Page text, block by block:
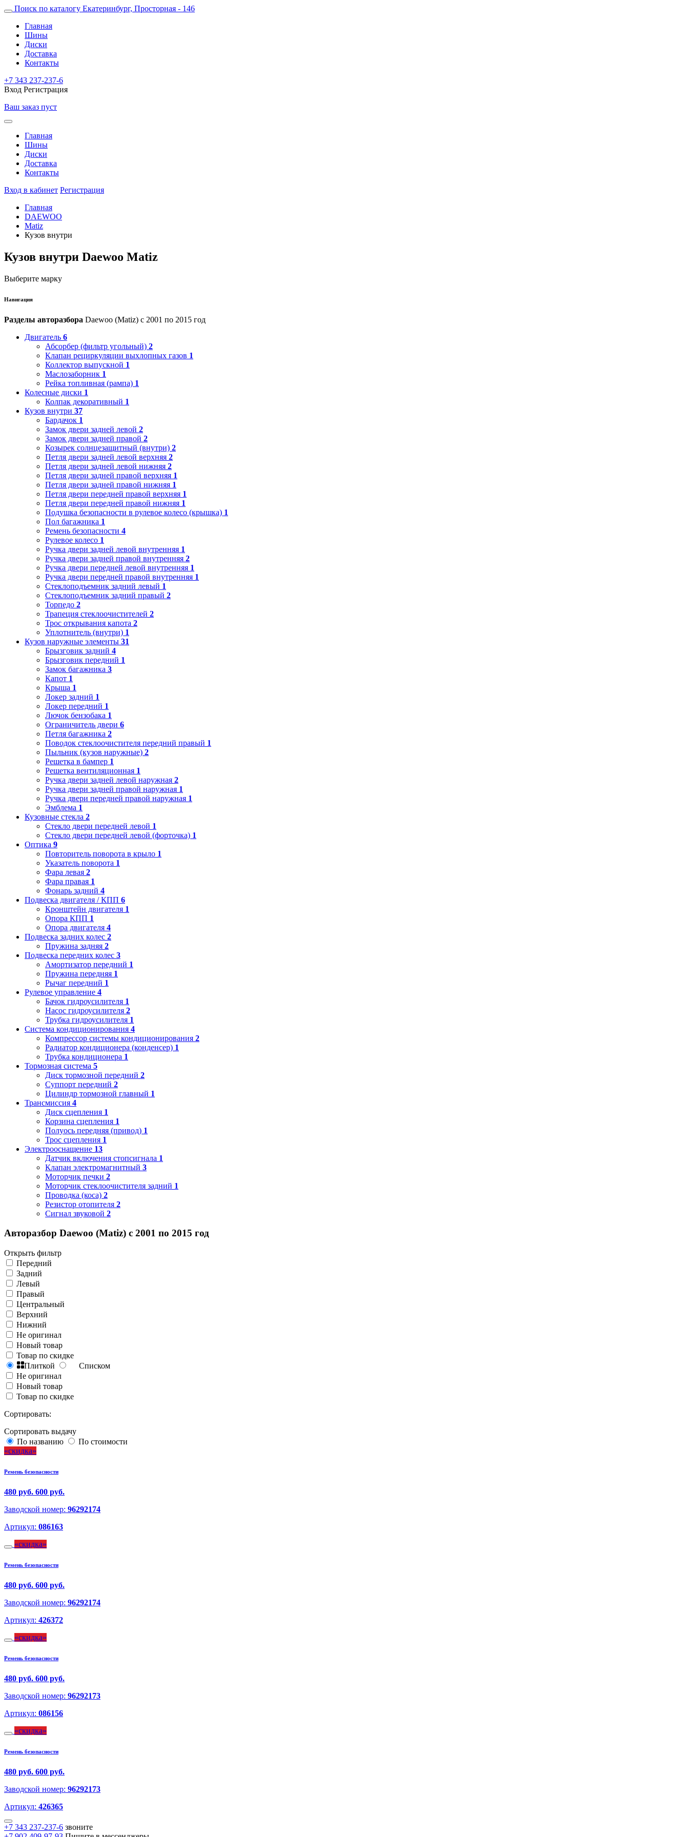
Поиск по каталогу Екатеринбург, Просторная - 146
Главная
Шины
Диски
Доставка
Контакты
+7 343 237-237-6
Вход Регистрация
Ваш заказ пуст
Главная
Шины
Диски
Доставка
Контакты
Вход в кабинет Регистрация
Главная
DAEWOO
Matiz
Кузов внутри
Кузов внутри Daewoo Matiz
Выберите марку
Навигация
Разделы авторазбора Daewoo (Matiz) с 2001 по 2015 год
Двигатель 6
Абсорбер (фильтр угольный) 2
Клапан рециркуляции выхлопных газов 1
Коллектор выпускной 1
Маслозаборник 1
Рейка топливная (рампа) 1
Колесные диски 1
Колпак декоративный 1
Кузов внутри 37
Бардачок 1
Замок двери задней левой 2
Замок двери задней правой 2
Козырек солнцезащитный (внутри) 2
Петля двери задней левой верхняя 2
Петля двери задней левой нижняя 2
Петля двери задней правой верхняя 1
Петля двери задней правой нижняя 1
Петля двери передней правой верхняя 1
Петля двери передней правой нижняя 1
Подушка безопасности в рулевое колесо (крышка) 1
Пол багажника 1
Ремень безопасности 4
Рулевое колесо 1
Ручка двери задней левой внутренняя 1
Ручка двери задней правой внутренняя 2
Ручка двери передней левой внутренняя 1
Ручка двери передней правой внутренняя 1
Стеклоподъемник задний левый 1
Стеклоподъемник задний правый 2
Торпедо 2
Трапеция стеклоочистителей 2
Трос открывания капота 2
Уплотнитель (внутри) 1
Кузов наружные элементы 31
Брызговик задний 4
Брызговик передний 1
Замок багажника 3
Капот 1
Крыша 1
Локер задний 1
Локер передний 1
Лючок бензобака 1
Ограничитель двери 6
Петля багажника 2
Поводок стеклоочистителя передний правый 1
Пыльник (кузов наружные) 2
Решетка в бампер 1
Решетка вентиляционная 1
Ручка двери задней левой наружная 2
Ручка двери задней правой наружная 1
Ручка двери передней правой наружная 1
Эмблема 1
Кузовные стекла 2
Стекло двери передней левой 1
Стекло двери передней левой (форточка) 1
Оптика 9
Повторитель поворота в крыло 1
Указатель поворота 1
Фара левая 2
Фара правая 1
Фонарь задний 4
Подвеска двигателя / КПП 6
Кронштейн двигателя 1
Опора КПП 1
Опора двигателя 4
Подвеска задних колес 2
Пружина задняя 2
Подвеска передних колес 3
Амортизатор передний 1
Пружина передняя 1
Рычаг передний 1
Рулевое управление 4
Бачок гидроусилителя 1
Насос гидроусилителя 2
Трубка гидроусилителя 1
Система кондиционирования 4
Компрессор системы кондиционирования 2
Радиатор кондиционера (конденсер) 1
Трубка кондиционера 1
Тормозная система 5
Диск тормозной передний 2
Суппорт передний 2
Цилиндр тормозной главный 1
Трансмиссия 4
Диск сцепления 1
Корзина сцепления 1
Полуось передняя (привод) 1
Трос сцепления 1
Электрооснащение 13
Датчик включения стопсигнала 1
Клапан электромагнитный 3
Моторчик печки 2
Моторчик стеклоочистителя задний 1
Проводка (коса) 2
Резистор отопителя 2
Сигнал звуковой 2
Авторазбор Daewoo (Matiz) с 2001 по 2015 год
Открыть фильтр
Передний
Задний
Левый
Правый
Центральный
Верхний
Нижний
Не оригинал
Новый товар
Товар по скидке
Плиткой
Списком
Не оригинал
Новый товар
Товар по скидке
Сортировать:
Сортировать выдачу
По названию
По стоимости
скидка
Ремень безопасности
480 руб. 600 руб.
Заводской номер: 96292174
Артикул: 086163
скидка
Ремень безопасности
480 руб. 600 руб.
Заводской номер: 96292174
Артикул: 426372
скидка
Ремень безопасности
480 руб. 600 руб.
Заводской номер: 96292173
Артикул: 086156
скидка
Ремень безопасности
480 руб. 600 руб.
Заводской номер: 96292173
Артикул: 426365
+7 343 237-237-6 звоните